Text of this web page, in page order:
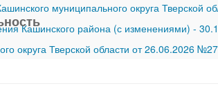
муниципального округа Тверской
Кашинского района (с изменениями) -
округа Тверской области от 26.06.2026 №27